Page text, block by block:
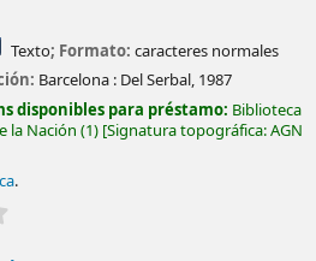
Texto; Formato: caracteres normales
Barcelona : Del Serbal, 1987
disponibles para préstamo: Biblioteca
la Nación (1) Signatura topográfica:AGN
.